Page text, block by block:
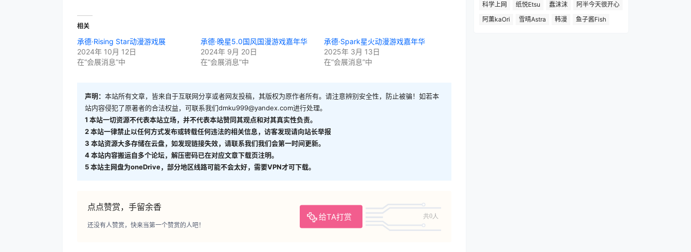
相关
承德·Rising Star动漫游戏展
2024年 10月 12日
在“会展消息”中
承德·晚星5.0国风国漫游戏嘉年华
2024年 9月 20日
在“会展消息”中
承德·Spark星火动漫游戏嘉年华
2025年 3月 13日
在“会展消息”中
声明： 本站所有文章，皆来自于互联网分享或者网友投稿，其版权为原作者所有。请注意辨别安全性，防止被骗！如若本
站内容侵犯了原著者的合法权益，可联系我们dmku999@yandex.com进行处理。
1 本站一切资源不代表本站立场，并不代表本站赞同其观点和对其真实性负责。
2本站一律禁止以任何方式发布或转载任何违法的相关信息，访客发现请向站长举报
3 本站资源大多存储在云盘，如发现链接失效，请联系我们我们会第一时间更新。
4本站内容搬运自多个论坛，解压密码已在对应文章下载页注明。
5本站主网盘为oneDrive，部分地区线路可能不会太好，需要VPN才可下载。
点点赞赏，手留余香
给TA打赏 共0人
还没有人赞赏，快来当第一个赞赏的人吧！
科学上网
纸悦Etsu 蠢沫沫
阿半今天很开心
阿薰kaOri
雪晴Astra 韩漫 鱼子酱Fish